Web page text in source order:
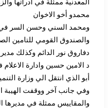
المعدنية ممثلة في ادراتها
محمدو أخو الاخوان
ومحمد السني وحسن السر في
والصندوق القومي للتامين
دفاروق نور الدائم وكذلك
د الامين حسين وادارة
أبو الذي انتقل الي وزارة
وفي جانب آخر ووقفت الهيبة
والمقاييس ممثلة في مديرها